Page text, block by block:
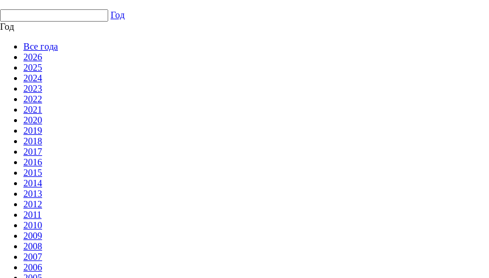
Год
Год
Все года
2026
2025
2024
2023
2022
2021
2020
2019
2018
2017
2016
2015
2014
2013
2012
2011
2010
2009
2008
2007
2006